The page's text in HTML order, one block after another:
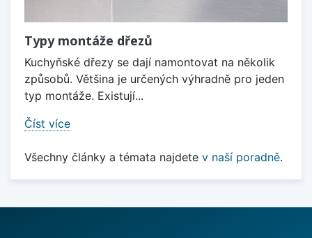
Typy montáže dřezů
Kuchyňské dřezy se dají namontovat na několik
způsobů. Většina je určených výhradně pro jeden
typ montáže. Existují...
Číst více
Všechny články a témata najdete v naší poradně.